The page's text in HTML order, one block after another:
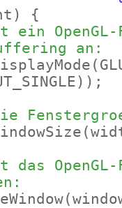
{
OpenGL-
an:
) ;
das